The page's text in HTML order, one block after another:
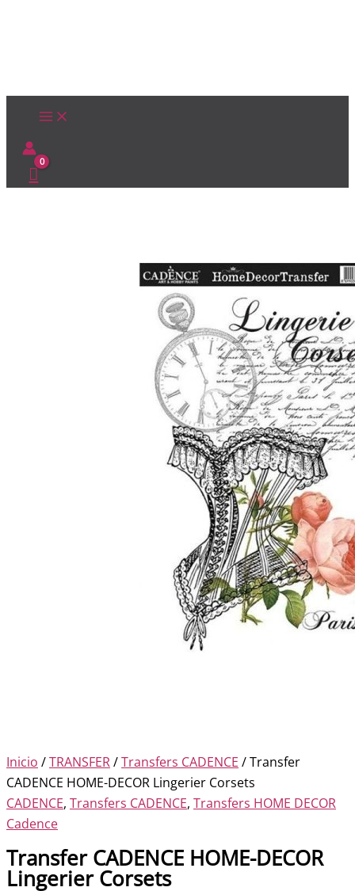
Inicio /TRANSFER/Transfers CADENCE / Transfer
CADENCE HOME-DECOR Lingerier Corsets
CADENCE, Transfers CADENCE, Transfers HOME DECOR
Cadence
Transfer CADENCE HOME-DECOR
Lingerier Corsets